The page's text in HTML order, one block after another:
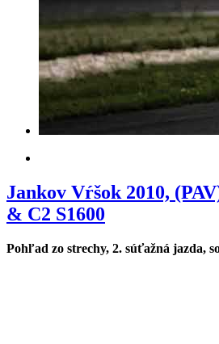
Jankov Vŕšok 2010,
& C2 S1600
Pohľad zo strechy, 2. súťažná jazda,